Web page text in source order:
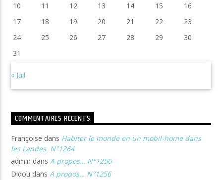
10
11 12 13 14 15
16
17
18 19 20 21 22
23
24
25 26 27 28 29
30
31
« Juil
COMMENTAIRES RÉCENTS
Françoise dans Habiter le monde en un mobil-home dans
les Landes. N°1264
admin dansA propos… N°1256
Didou dans A propos… N°1256